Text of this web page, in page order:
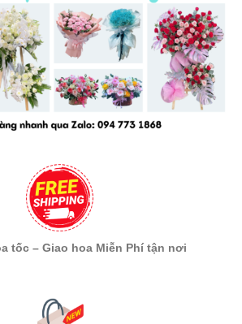
tốc – Giao hoa Miễn Phí tận nơi